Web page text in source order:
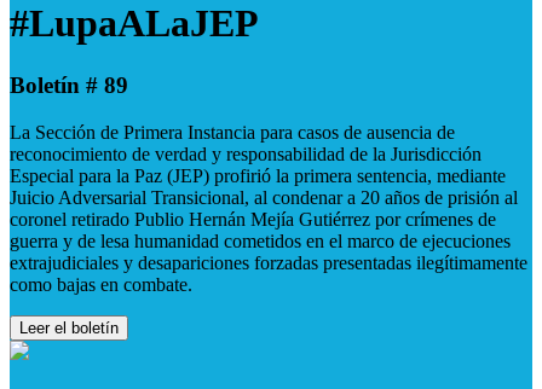
#LupaALaJEP
Boletín # 89
La Sección de Primera Instancia para casos de ausencia de
reconocimiento de verdad y responsabilidad de la Jurisdicción
Especial para la Paz (JEP) profirió la primera sentencia, mediante
Juicio Adversarial Transicional, al condenar a 20 años de prisión al
coronel retirado Publio Hernán Mejía Gutiérrez por crímenes de
guerra y de lesa humanidad cometidos en el marco de ejecuciones
extrajudiciales y desapariciones forzadas presentadas ilegítimamente
como bajas en combate.
Leer el boletín